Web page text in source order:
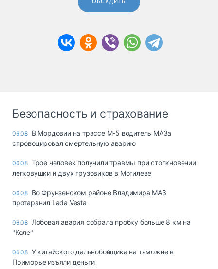
ОБСУДИТЬ
Безопасность и страхование
06.08 В Мордовии на трассе М-5 водитель МАЗа
спровоцировал смертельную аварию
06.08 Трое человек получили травмы при столкновении
легковушки и двух грузовиков в Могилеве
06.08 Во Фрунзенском районе Владимира МАЗ
протаранил Lada Vesta
06.08 Лобовая авария собрала пробку больше 8 км на
"Коле"
06.08 У китайского дальнобойщика на таможне в
Приморье изъяли деньги